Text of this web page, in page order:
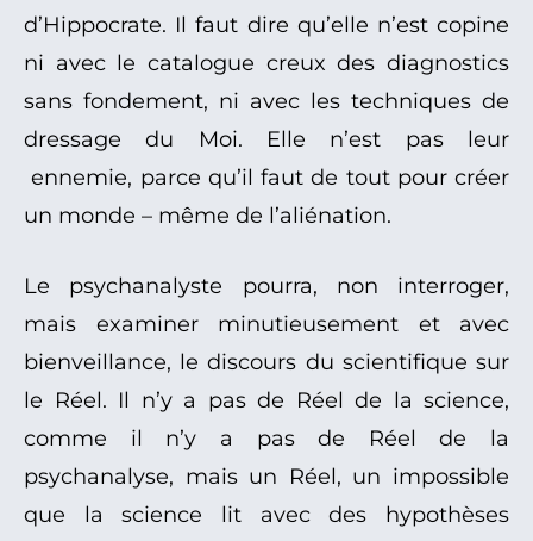
d’Hippocrate. Il faut dire qu’elle n’est copine
ni avec le catalogue creux des diagnostics
sans fondement, ni avec les techniques de
dressage du Moi. Elle n’est pas leur
ennemie, parce qu’il faut de tout pour créer
un monde – même de l’aliénation.
Le psychanalyste pourra, non interroger,
mais examiner minutieusement et avec
bienveillance, le discours du scientifique sur
le Réel. Il n’y a pas de Réel de la science,
comme il n’y a pas de Réel de la
psychanalyse, mais un Réel, un impossible
que la science lit avec des hypothèses